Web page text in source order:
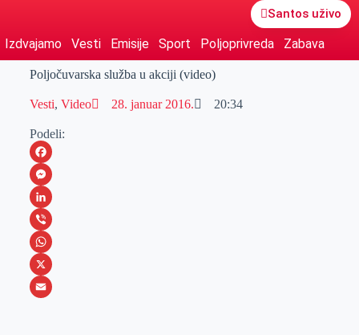
Santos uživo
Izdvajamo Vesti Emisije Sport Poljoprivreda Zabava
Poljočuvarska služba u akciji (video)
Vesti, Video 28. januar 2016. 20:34
Podeli:
F
a
c
e
b
o
M
e
s
s
e
L
i
n
k
V
i
b
W
h
X